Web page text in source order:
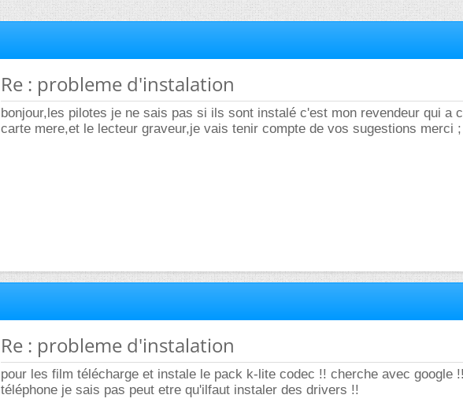
Re : probleme d'instalation
bonjour,les pilotes je ne sais pas si ils sont instalé c'est mon revendeur qui a
carte mere,et le lecteur graveur,je vais tenir compte de vos sugestions merci ;
Re : probleme d'instalation
pour les film télécharge et instale le pack k-lite codec !! cherche avec google
téléphone je sais pas peut etre qu'ilfaut instaler des drivers !!